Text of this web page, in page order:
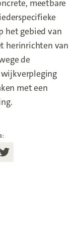
meetbare
het gebied van
herinrichten van
de
met een